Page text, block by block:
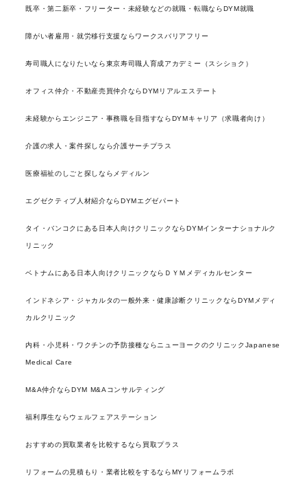
既卒・第二新卒・フリーター・未経験などの就職・転職ならDYM就職
障がい者雇用・就労移行支援ならワークスバリアフリー
寿司職人になりたいなら東京寿司職人育成アカデミー（スシショク）
オフィス仲介・不動産売買仲介ならDYMリアルエステート
未経験からエンジニア・事務職を目指すならDYMキャリア（求職者向け）
介護の求人・案件探しなら介護サーチプラス
医療福祉のしごと探しならメディルン
エグゼクティブ人材紹介ならDYMエグゼパート
タイ・バンコクにある日本人向けクリニックならDYMインターナショナルク
リニック
ベトナムにある日本人向けクリニックならＤＹＭメディカルセンター
インドネシア・ジャカルタの一般外来・健康診断クリニックならDYMメディ
カルクリニック
内科・小児科・ワクチンの予防接種ならニューヨークのクリニックJapanese
Medical Care
M&A仲介ならDYM M&Aコンサルティング
福利厚生ならウェルフェアステーション
おすすめの買取業者を比較するなら買取プラス
リフォームの見積もり・業者比較をするならMYリフォームラボ